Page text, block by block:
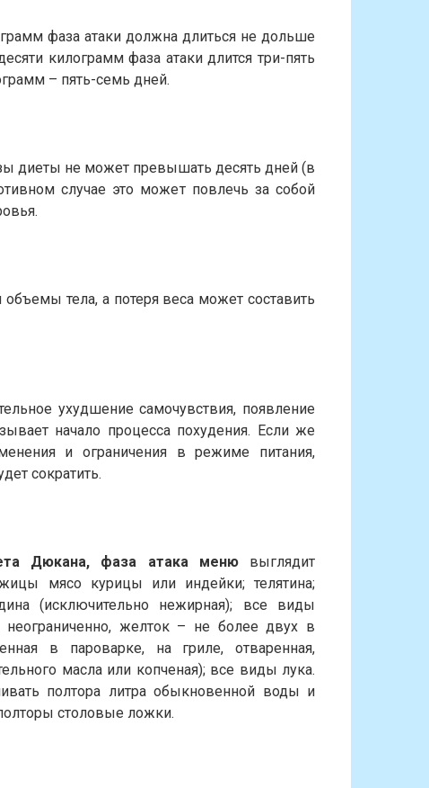
фаза атаки должна длиться не дольше
килограмм фаза атаки длится три-пять
– пять-семь дней.
диеты не может превышать десять дней (в
случае это может повлечь за собой
тела, а потеря веса может составить
ухудшение самочувствия, появление
начало процесса похудения. Если же
и ограничения в режиме питания,
сократить.
Дюкана, фаза атака меню выглядит
мясо курицы или индейки; телятина;
(исключительно нежирная); все виды
неограниченно, желток – не более двух в
в пароварке, на гриле, отваренная,
масла или копченая); все виды лука.
полтора литра обыкновенной воды и
столовые ложки.